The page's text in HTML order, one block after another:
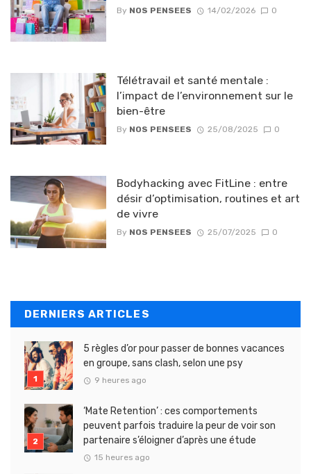
By NOS PENSEES 14/02/2026 0
Télétravail et santé mentale :
l’impact de l’environnement sur le
bien-être
By NOS PENSEES 25/08/2025 0
Bodyhacking avec FitLine : entre
désir d’optimisation, routines et art
de vivre
By NOS PENSEES 25/07/2025 0
DERNIERS ARTICLES
5 règles d’or pour passer de bonnes vacances
en groupe, sans clash, selon une psy
9 heures ago
‘Mate Retention’ : ces comportements
peuvent parfois traduire la peur de voir son
partenaire s’éloigner d’après une étude
15 heures ago